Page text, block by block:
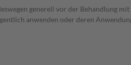
generell vor der Behandlung
anwenden oder deren